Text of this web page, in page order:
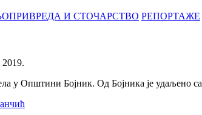
И СТОЧАРСТВО РЕПОРТАЖЕ
у Општини Бојник. Од Бојника је удаљено